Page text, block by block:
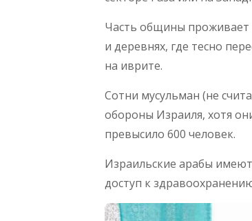
Часть общины проживает
и деревнях, где тесно
на иврите.
Сотни мусульман (не
обороны Израиля, хотя
превысило 600 человек.
Израильские арабы
доступ к